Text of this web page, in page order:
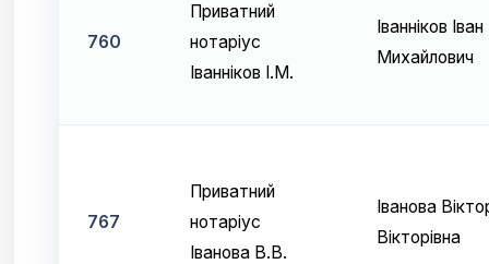
760
Приватний
нотаріус
Іванніков І.М.
Іванніков Іван
Михайлович
767
Приватний
нотаріус
Іванова В.В.
Іванова
Вікторівна